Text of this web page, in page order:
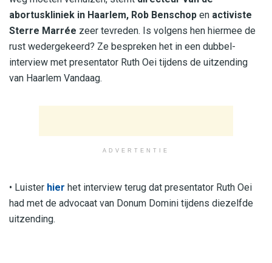
abortuskliniek in Haarlem, Rob Benschop en activiste
Sterre Marrée zeer tevreden. Is volgens hen hiermee de
rust wedergekeerd? Ze bespreken het in een dubbel-
interview met presentator Ruth Oei tijdens de uitzending
van Haarlem Vandaag.
ADVERTENTIE
• Luister hier het interview terug dat presentator Ruth Oei
had met de advocaat van Donum Domini tijdens diezelfde
uitzending.